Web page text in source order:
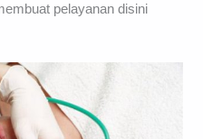
pelayanan disini